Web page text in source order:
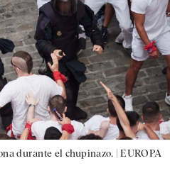
durante el chupinazo. |EUROPA